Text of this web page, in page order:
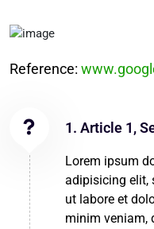
Reference:
1. Article 1,
Lorem ipsum
adipisicing elit,
ut labore et
minim veniam,